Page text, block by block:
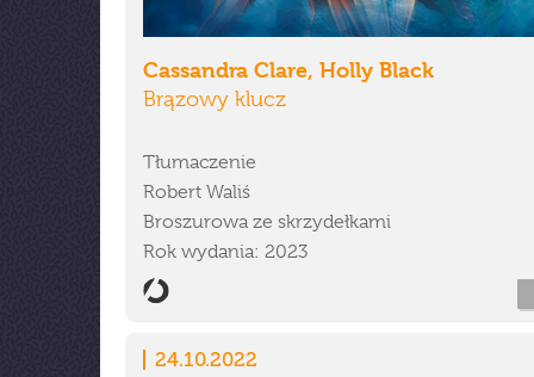
Cassandra Clare, Holly Black
Brązowy klucz
Tłumaczenie
Robert Waliś
Broszurowa ze skrzydełkami
Rok wydania: 2023
24.10.2022